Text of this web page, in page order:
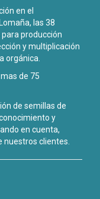
en el
las 38
producción
y multiplicación
orgánica.
de 75
de semillas de
y
en cuenta,
nuestros clientes.